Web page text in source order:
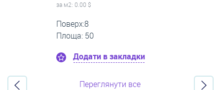
за м2: 0.00 $
Поверх:3
Площа: 40
Додати в закладки
Переглянути все